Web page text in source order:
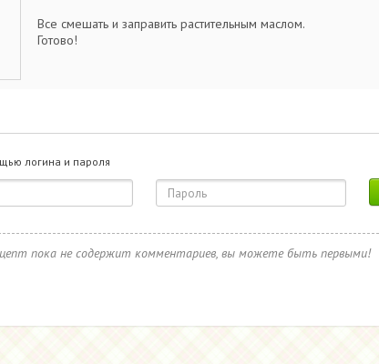
Все смешать и заправить растительным маслом.
Готово!
логина и пароля
пока не содержит комментариев, вы можете быть первыми!